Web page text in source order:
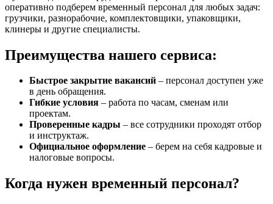
оперативно подберем временный персонал для любых задач:
грузчики, разнорабочие, комплектовщики, упаковщики,
клинеры и другие специалисты.
Преимущества нашего сервиса:
Быстрое закрытие вакансий – персонал доступен уже
в день обращения.
Гибкие условия – работа по часам, сменам или
проектам.
Проверенные кадры – все сотрудники проходят отбор
и инструктаж.
Официальное оформление – берем на себя кадровые и
налоговые вопросы.
Когда нужен временный персонал?